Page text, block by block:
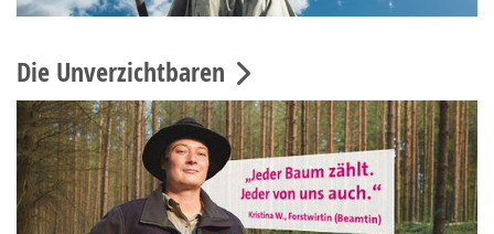
Die Unverzichtbaren